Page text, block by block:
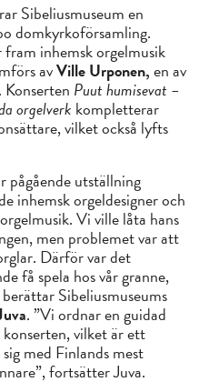
Sibeliusmuseum en
domkyrkoförsamling.
inhemsk orgelmusik
avVille Urponen,en av
Puut humisevat –
orgelverk kompletterar
vilket också lyfts
pågående utställning
inhemsk orgeldesigner och
Vi ville låta hans
men problemet var att
Därför var det
få spela hos vår granne,
Sibeliusmuseums
. ”Vi ordnar en guidad
vilket är ett
med Finlands mest
fortsätter Juva.